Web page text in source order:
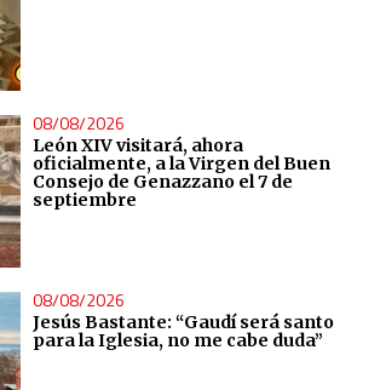
08/08/2026
León XIV visitará, ahora
oficialmente, a la Virgen del Buen
Consejo de Genazzano el 7 de
septiembre
08/08/2026
Jesús Bastante: “Gaudí será santo
para la Iglesia, no me cabe duda”